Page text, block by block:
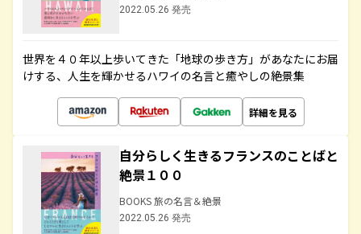
2022.05.26 発売
世界を４０年以上歩いてきた「地球の歩き方」があなたにお届
けする、人生を輝かせるハワイの名言と癒やしの絶景集
詳細を見る
自分らしく生きるフランスのことばと
絶景１００
BOOKS 旅の名言＆絶景
2022.05.26 発売